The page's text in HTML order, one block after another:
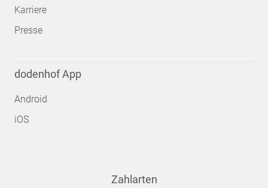
Karriere
Presse
dodenhof App
Android
iOS
Zahlarten